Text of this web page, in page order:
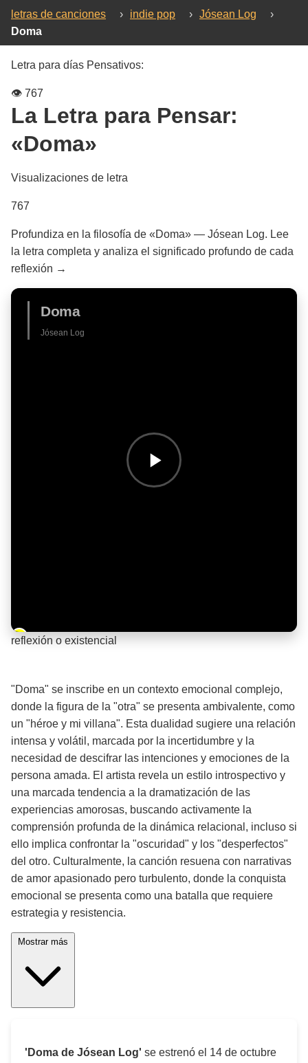
letras de canciones › indie pop › Jósean Log
›
Doma
Letra para días Pensativos:
👁️ 767
La Letra para Pensar:
«Doma»
Visualizaciones de letra
767
Profundiza en la filosofía de «Doma» — Jósean Log. Lee
la letra completa y analiza el significado profundo de cada
reflexión →
Doma
Jósean Log
Barra de progreso de la reproducción
reflexión o existencial
"Doma" se inscribe en un contexto emocional complejo,
donde la figura de la "otra" se presenta ambivalente, como
un "héroe y mi villana". Esta dualidad sugiere una relación
intensa y volátil, marcada por la incertidumbre y la
necesidad de descifrar las intenciones y emociones de la
persona amada. El artista revela un estilo introspectivo y
una marcada tendencia a la dramatización de las
experiencias amorosas, buscando activamente la
comprensión profunda de la dinámica relacional, incluso si
ello implica confrontar la "oscuridad" y los "desperfectos"
del otro. Culturalmente, la canción resuena con narrativas
de amor apasionado pero turbulento, donde la conquista
emocional se presenta como una batalla que requiere
estrategia y resistencia.
'Doma de Jósean Log' se estrenó el 14 de octubre